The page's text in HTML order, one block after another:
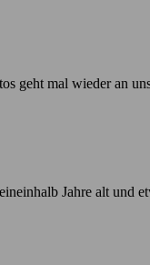
geht mal wieder an
Jahre alt und